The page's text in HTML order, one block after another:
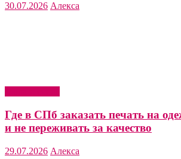
30.07.2026 Алекса
Где в СПб заказать печать на
и не переживать за качество
29.07.2026 Алекса